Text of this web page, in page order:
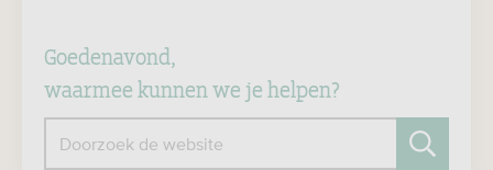
Goedenavond,
waarmee kunnen we je helpen?
Doorzoek de website